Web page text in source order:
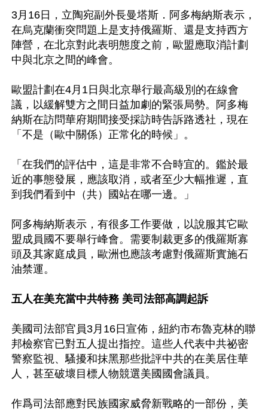
3月16日，立陶宛副外長曼塔斯．阿多梅納斯表示，
在烏克蘭衝突問題上是支持俄羅斯、還是支持西方
陣營，在北京對此表明態度之前，歐盟應取消計劃
中與北京之間的峰會。
歐盟計劃在4月1日與北京舉行最高級別的在線會
議，以緩解雙方之間日益加劇的緊張局勢。阿多梅
納斯在訪問華府期間接受採訪時告訴路透社，現在
「不是（歐中關係）正常化的時候」。
「在我們的評估中，這是非常不合時宜的。鑑於最
近的事態發展，應該取消，或者至少大幅推遲，直
到我們看到中（共）國站在哪一邊。」
阿多梅納斯表示，有很多工作要做，以說服其它歐
盟成員國不要舉行峰會。需要制裁更多的俄羅斯寡
頭及其家庭成員，歐洲也應該考慮對俄羅斯實施石
油禁運。
五人在美充當中共特務 美司法部高調起訴
美國司法部官員3月16日宣佈，紐約市布魯克林的聯
邦檢察官已對五人提出指控。這些人代表中共祕密
警察監視、騷擾和抹黑那些批評中共的在美居住華
人，甚至破壞目標人物競選美國國會議員。
作爲司法部應對民族國家威脅新戰略的一部份，美